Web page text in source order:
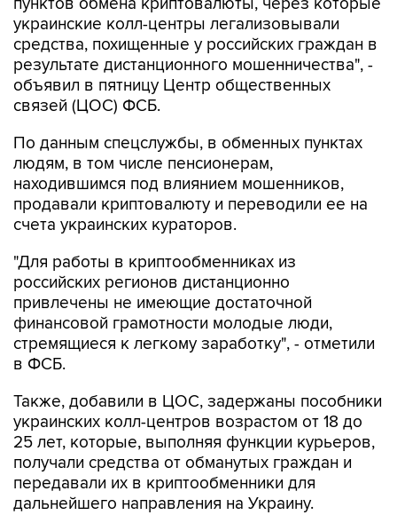
украинские колл-центры легализовывали
средства, похищенные у российских граждан в
результате дистанционного мошенничества", -
объявил в пятницу Центр общественных
связей (ЦОС) ФСБ.
По данным спецслужбы, в обменных пунктах
людям, в том числе пенсионерам,
находившимся под влиянием мошенников,
продавали криптовалюту и переводили ее на
счета украинских кураторов.
"Для работы в криптообменниках из
российских регионов дистанционно
привлечены не имеющие достаточной
финансовой грамотности молодые люди,
стремящиеся к легкому заработку", - отметили
в ФСБ.
Также, добавили в ЦОС, задержаны пособники
украинских колл-центров возрастом от 18 до
25 лет, которые, выполняя функции курьеров,
получали средства от обманутых граждан и
передавали их в криптообменники для
дальнейшего направления на Украину.